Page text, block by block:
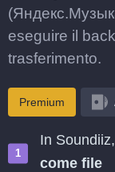
eseguire il
trasferimento.
Premium
In
come file